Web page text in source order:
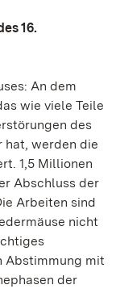
16.
An dem
wie viele Teile
des
hat, werden die
1,5 Millionen
Abschluss der
Arbeiten sind
nicht
Abstimmung mit
der